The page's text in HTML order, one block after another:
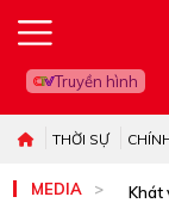
Truyền hình
THỜI SỰ
MEDIA Khát